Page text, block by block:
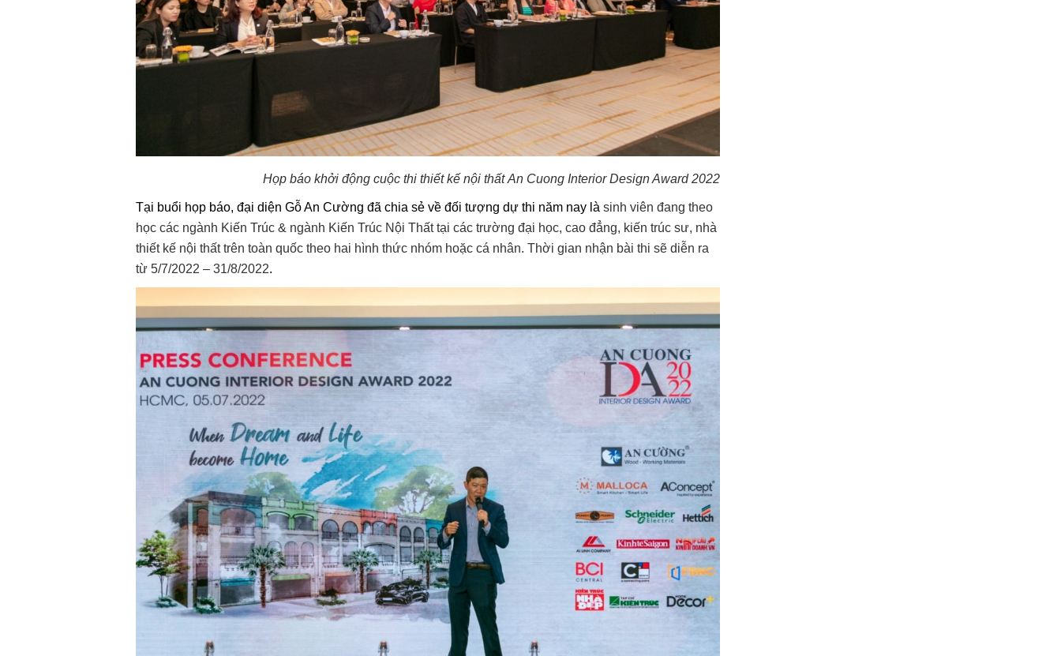
Họp báo khởi động cuộc thi thiết kế nội thấtAn Cuong Interior Design Award 2022
Tại buổi họp báo, đại diện Gỗ An Cường đã chia sẻ về đối tượng dự thi năm nay là sinh viên đang theo
học các ngành Kiến Trúc & ngành Kiến Trúc Nội Thất tại các trường đại học, cao đẳng, kiến trúc sư, nhà
thiết kế nội thất trên toàn quốc theo hai hình thức nhóm hoặc cá nhân. Thời gian nhận bài thi sẽ diễn ra
từ 5/7/2022 – 31/8/2022.